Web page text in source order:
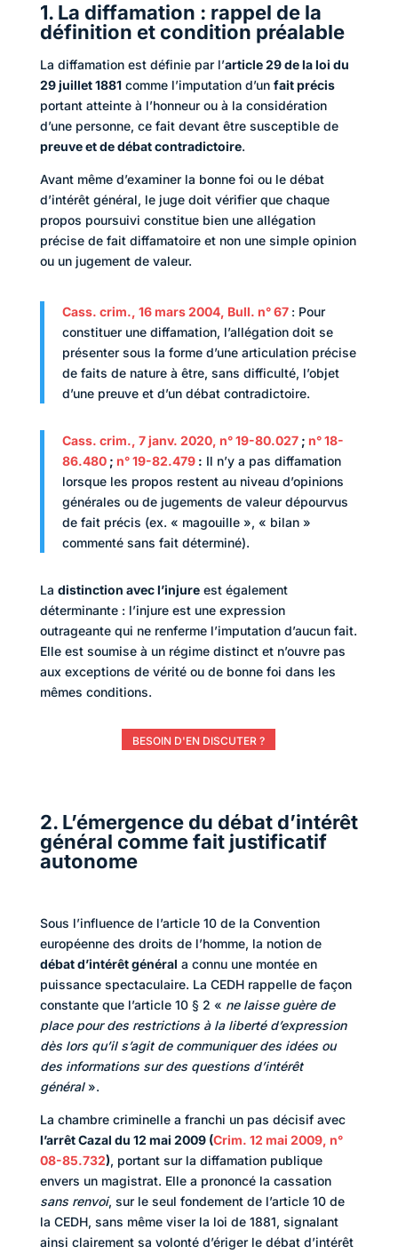
1. La diffamation : rappel de la
définition et condition préalable
La diffamation est définie par l’article 29 de la loi du
29 juillet 1881comme l’imputation d’un fait précis
portant atteinte à l’honneur ou à la considération
d’une personne, ce fait devant être susceptible de
preuve et de débat contradictoire.
Avant même d’examiner la bonne foi ou le débat
d’intérêt général, le juge doit vérifier que chaque
propos poursuivi constitue bien une allégation
précise de fait diffamatoire et non une simple opinion
ou un jugement de valeur.
Cass. crim., 16 mars 2004, Bull. n° 67 : Pour
constituer une diffamation, l’allégation doit se
présenter sous la forme d’une articulation précise
de faits de nature à être, sans difficulté, l’objet
d’une preuve et d’un débat contradictoire.
Cass. crim., 7 janv. 2020, n° 19-80.027; n° 18-
86.480; n° 19-82.479: Il n’y a pas diffamation
lorsque les propos restent au niveau d’opinions
générales ou de jugements de valeur dépourvus
de fait précis (ex. « magouille », « bilan »
commenté sans fait déterminé).
La distinction avec l’injureest également
déterminante : l’injure est une expression
outrageante qui ne renferme l’imputation d’aucun fait.
Elle est soumise à un régime distinct et n’ouvre pas
aux exceptions de vérité ou de bonne foi dans les
mêmes conditions.
BESOIN D'EN DISCUTER ?
2. L’émergence du débat d’intérêt
général comme fait justificatif
autonome
Sous l’influence de l’article 10 de la Convention
européenne des droits de l’homme, la notion de
débat d’intérêt général a connu une montée en
puissance spectaculaire. La CEDH rappelle de façon
constante que l’article 10 § 2 « ne laisse guère de
place pour des restrictions à la liberté d’expression
dès lors qu’il s’agit de communiquer des idées ou
des informations sur des questions d’intérêt
général».
La chambre criminelle a franchi un pas décisif avec
l’arrêt Cazal du 12 mai 2009 (Crim. 12 mai 2009, n°
08-85.732), portant sur la diffamation publique
envers un magistrat. Elle a prononcé la cassation
sans renvoi, sur le seul fondement de l’article 10 de
la CEDH, sans même viser la loi de 1881, signalant
ainsi clairement sa volonté d’ériger le débat d’intérêt